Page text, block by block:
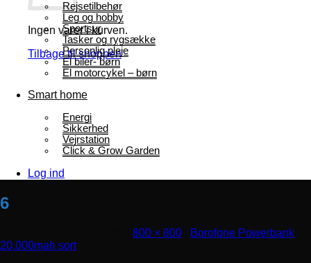
Ingen varer i kurven.
Tilbage til shoppen
Rejsetilbehør
Leg og hobby
Sportsur
Tasker og rygsække
Personlig pleje
El biler- børn
El motorcykel – børn
Smart home
Energi
Sikkerhed
Vejrstation
Click & Grow Garden
Log ind
6
800 × 800
Borofone Powerbank
20.000mah sort